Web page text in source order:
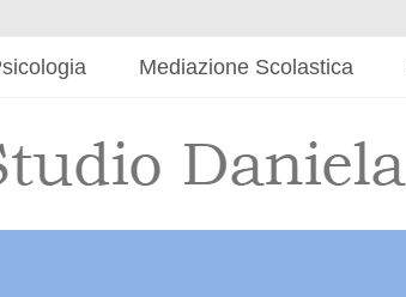
Mediazione Scolastica